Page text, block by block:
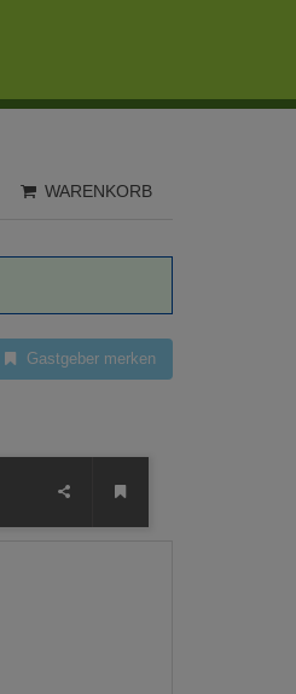
WARENKORB
Gastgeber merken